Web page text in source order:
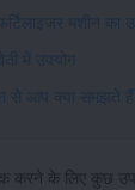
मशीन का
में उपयोग
से आप क्या समझते हैं
करने के लिए कुछ